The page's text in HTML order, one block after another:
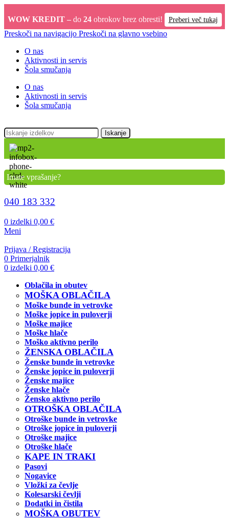
WOW KREDIT – do 24obrokov brez obresti! Preberi več tukaj
Preskoči na navigacijo Preskoči na glavno vsebino
O nas
Aktivnosti in servis
Šola smučanja
O nas
Aktivnosti in servis
Šola smučanja
Iskanje
Imate vprašanje?
040 183 332
0 izdelki 0,00 €
Meni
Prijava / Registracija
0 Primerjalnik
0 izdelki 0,00 €
Oblačila in obutev
MOŠKA OBLAČILA
Moške bunde in vetrovke
Moške jopice in puloverji
Moške majice
Moške hlače
Moško aktivno perilo
ŽENSKA OBLAČILA
Ženske bunde in vetrovke
Ženske jopice in puloverji
Ženske majice
Ženske hlače
Žensko aktivno perilo
OTROŠKA OBLAČILA
Otroške bunde in vetrovke
Otroške jopice in puloverji
Otroške majice
Otroške hlače
KAPE IN TRAKI
Pasovi
Nogavice
Vložki za čevlje
Kolesarski čevlji
Dodatki in čistila
MOŠKA OBUTEV